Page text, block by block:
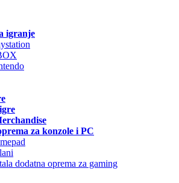
igranje
za konzole i PC
dodatna oprema za gaming